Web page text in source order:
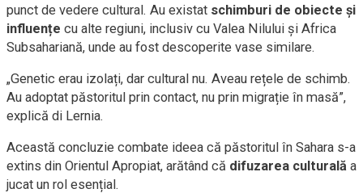
punct de vedere cultural. Au existat schimburi de obiecte și
influențe cu alte regiuni, inclusiv cu Valea Nilului și Africa
Subsahariană, unde au fost descoperite vase similare.
„Genetic erau izolați, dar cultural nu. Aveau rețele de schimb.
Au adoptat păstoritul prin contact, nu prin migrație în masă”,
explică di Lernia.
Această concluzie combate ideea că păstoritul în Sahara s-a
extins din Orientul Apropiat, arătând că difuzarea culturală a
jucat un rol esențial.